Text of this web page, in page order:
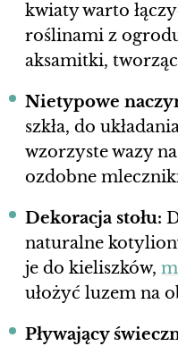
kwiaty warto
roślinami z
aksamitki,
Nietypowe
szkła, do
wzorzyste wazy
ozdobne
Dekoracja stołu:
naturalne
je do kieliszków,
ułożyć luzem na
Pływający